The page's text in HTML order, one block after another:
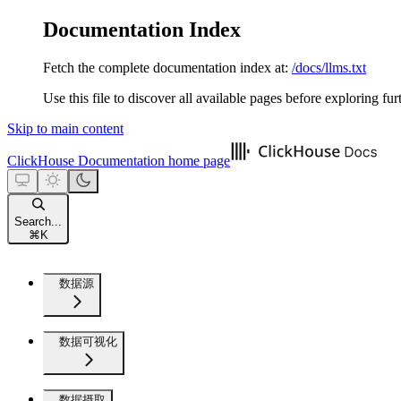
Documentation Index
Fetch the complete documentation index at: /docs/llms.txt
Use this file to discover all available pages before exploring
Skip to main content
ClickHouse Documentation home page
Search...
⌘ K
数据源
数据可视化